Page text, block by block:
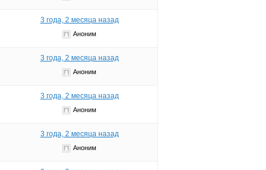
3 года, 2 месяца назад
Аноним
3 года, 2 месяца назад
Аноним
3 года, 2 месяца назад
Аноним
3 года, 2 месяца назад
Аноним